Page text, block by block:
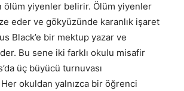
ölüm yiyenler belirir. Ölüm yiyenler
eder ve gökyüzünde karanlık işaret
Black’e bir mektup yazar ve
Bu sene iki farklı okulu misafir
üç büyücü turnuvası
okuldan yalnızca bir öğrenci